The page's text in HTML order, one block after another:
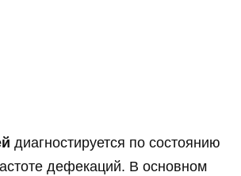
диагностируется по состоянию
дефекаций. В основном